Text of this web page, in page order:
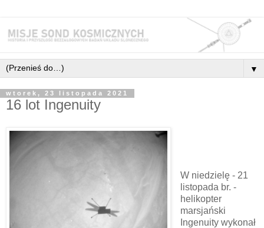
▼
wtorek, 23 listopada 2021
16 lot Ingenuity
W niedzielę - 21
listopada br. -
helikopter
marsjański
Ingenuity wykonał